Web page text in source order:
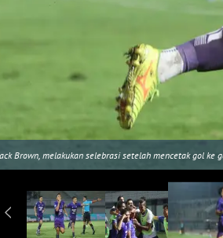
Brown, melakukan selebrasi setelah mencetak gol